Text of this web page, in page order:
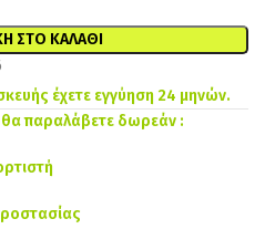
ΣΤΟ ΚΑΛΆΘΙ
έχετε εγγύηση 24 μηνών.
θα παραλάβετε δωρεάν :